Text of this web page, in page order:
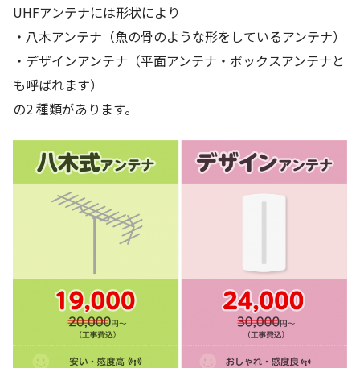
UHFアンテナには形状により
・八木アンテナ（魚の骨のような形をしているアンテナ）
・デザインアンテナ（平面アンテナ・ボックスアンテナと
も呼ばれます）
の2 種類があります。